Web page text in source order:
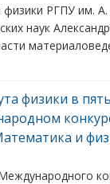
физики РГПУ им.
наук
физики в
и